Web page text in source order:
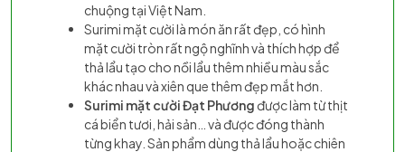
chuộng tại Việt Nam.
Surimi mặt cười là món ăn rất đẹp, có hình
mặt cười tròn rất ngộ nghĩnh và thích hợp để
thả lẩu tạo cho nồi lẩu thêm nhiều màu sắc
khác nhau và xiên que thêm đẹp mắt hơn.
Surimi mặt cười Đạt Phươngđược làm từ thịt
cá biển tươi, hải sản… và được đóng thành
từng khay. Sản phẩm dùng thả lẩu hoặc chiên